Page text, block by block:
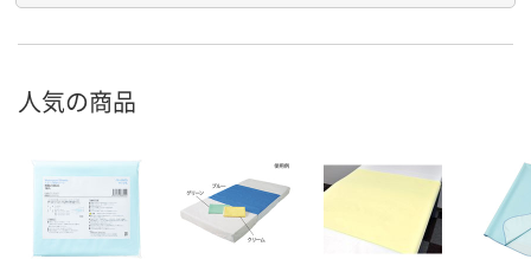
人気の商品